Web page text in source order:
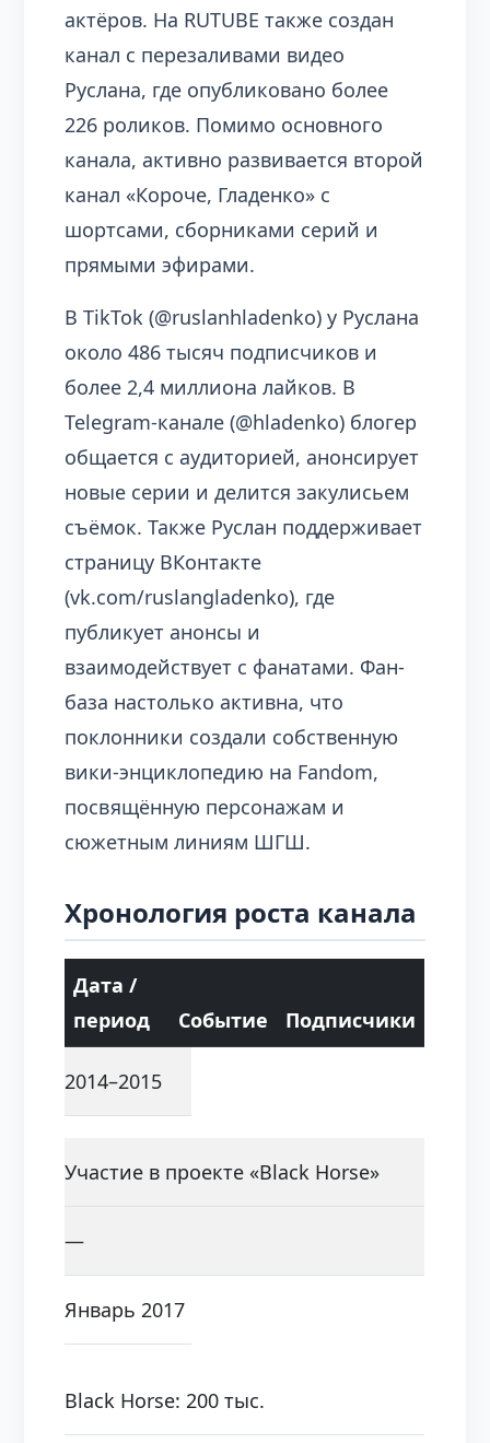
актёров. На RUTUBE также создан
канал с перезаливами видео
Руслана, где опубликовано более
226 роликов. Помимо основного
канала, активно развивается второй
канал «Короче, Гладенко» с
шортсами, сборниками серий и
прямыми эфирами.
В TikTok (@ruslanhladenko) у Руслана
около 486 тысяч подписчиков и
более 2,4 миллиона лайков. В
Telegram-канале (@hladenko) блогер
общается с аудиторией, анонсирует
новые серии и делится закулисьем
съёмок. Также Руслан поддерживает
страницу ВКонтакте
(vk.com/ruslangladenko), где
публикует анонсы и
взаимодействует с фанатами. Фан-
база настолько активна, что
поклонники создали собственную
вики-энциклопедию на Fandom,
посвящённую персонажам и
сюжетным линиям ШГШ.
Хронология роста канала
Дата /
период
Событие Подписчики
2014–2015
Участие в проекте «Black Horse»
—
Январь 2017
Black Horse: 200 тыс.